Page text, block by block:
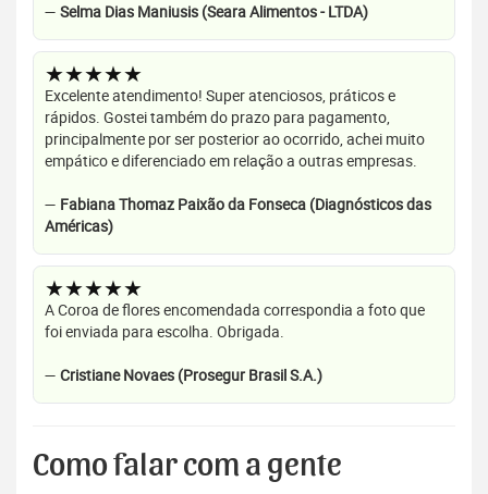
— Selma Dias Maniusis (Seara Alimentos - LTDA)
★★★★★
Excelente atendimento! Super atenciosos, práticos e
rápidos. Gostei também do prazo para pagamento,
principalmente por ser posterior ao ocorrido, achei muito
empático e diferenciado em relação a outras empresas.
— Fabiana Thomaz Paixão da Fonseca (Diagnósticos das
Américas)
★★★★★
A Coroa de flores encomendada correspondia a foto que
foi enviada para escolha. Obrigada.
— Cristiane Novaes (Prosegur Brasil S.A.)
Como falar com a gente